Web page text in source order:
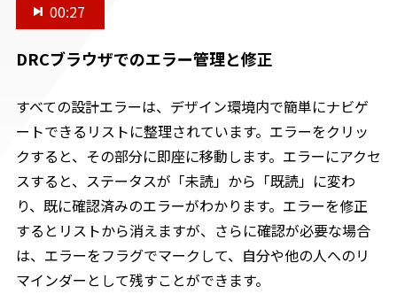
00:27
DRCブラウザでのエラー管理と修正
すべての設計エラーは、デザイン環境内で簡単にナビゲ
ートできるリストに整理されています。エラーをクリッ
クすると、その部分に即座に移動します。エラーにアクセ
スすると、ステータスが「未読」から「既読」に変わ
り、既に確認済みのエラーがわかります。エラーを修正
するとリストから消えますが、さらに確認が必要な場合
は、エラーをフラグでマークして、自分や他の人へのリ
マインダーとして残すことができます。